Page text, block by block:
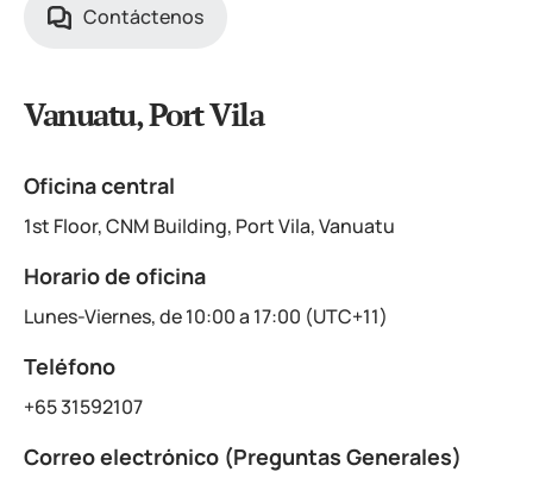
Contáctenos
Vanuatu, Port Vila
Oficina central
1st Floor, CNM Building, Port Vila, Vanuatu
Horario de oficina
Lunes-Viernes, de 10:00 a 17:00 (UTC+11)
Teléfono
+65 31592107
Correo electrónico (Preguntas Generales)